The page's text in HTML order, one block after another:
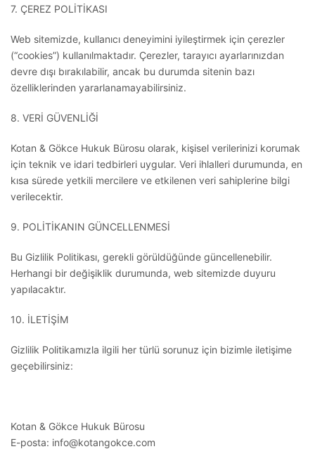
7. ÇEREZ POLİTİKASI
Web sitemizde, kullanıcı deneyimini iyileştirmek için çerezler
(“cookies”) kullanılmaktadır. Çerezler, tarayıcı ayarlarınızdan
devre dışı bırakılabilir, ancak bu durumda sitenin bazı
özelliklerinden yararlanamayabilirsiniz.
8. VERİ GÜVENLİĞİ
Kotan & Gökce Hukuk Bürosu olarak, kişisel verilerinizi korumak
için teknik ve idari tedbirleri uygular. Veri ihlalleri durumunda, en
kısa sürede yetkili mercilere ve etkilenen veri sahiplerine bilgi
verilecektir.
9. POLİTİKANIN GÜNCELLENMESİ
Bu Gizlilik Politikası, gerekli görüldüğünde güncellenebilir.
Herhangi bir değişiklik durumunda, web sitemizde duyuru
yapılacaktır.
10. İLETİŞİM
Gizlilik Politikamızla ilgili her türlü sorunuz için bizimle iletişime
geçebilirsiniz:
Kotan & Gökce Hukuk Bürosu
E-posta: info@kotangokce.com